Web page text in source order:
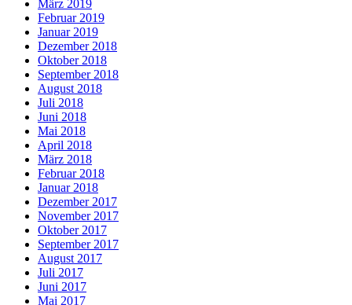
März 2019
Februar 2019
Januar 2019
Dezember 2018
Oktober 2018
September 2018
August 2018
Juli 2018
Juni 2018
Mai 2018
April 2018
März 2018
Februar 2018
Januar 2018
Dezember 2017
November 2017
Oktober 2017
September 2017
August 2017
Juli 2017
Juni 2017
Mai 2017